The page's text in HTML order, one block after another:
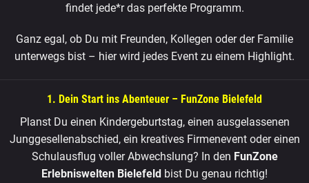
findet jede*r das perfekte Programm.
Ganz egal, ob Du mit Freunden, Kollegen oder der Familie
unterwegs bist – hier wird jedes Event zu einem Highlight.
1. Dein Start ins Abenteuer – FunZone Bielefeld
Planst Du einen Kindergeburtstag, einen ausgelassenen
Junggesellenabschied, ein kreatives Firmenevent oder einen
Schulausflug voller Abwechslung? In den FunZone
Erlebniswelten Bielefeld bist Du genau richtig!